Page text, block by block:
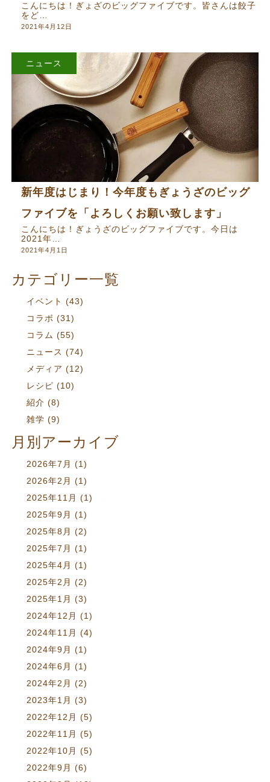
こんにちは！ぎょざのビッグファイブです。皆さんは餃子
をど…
2021年4月12日
ニュース
新年度はじまり！今年度もぎょうざのビッグ
ファイブを「よろしくお願い致します」
こんにちは！ぎょうざのビッグファイブです。今日は
2021年…
2021年4月1日
カテゴリー一覧
イベント (43)
コラボ (31)
コラム (55)
ニュース (74)
メディア (12)
レシピ (10)
紹介 (8)
雑学 (9)
月別アーカイブ
2026年7月 (1)
2026年2月 (1)
2025年11月 (1)
2025年9月 (1)
2025年8月 (2)
2025年7月 (1)
2025年4月 (1)
2025年2月 (2)
2025年1月 (3)
2024年12月 (1)
2024年11月 (4)
2024年9月 (1)
2024年6月 (1)
2024年2月 (2)
2023年1月 (3)
2022年12月 (5)
2022年11月 (5)
2022年10月 (5)
2022年9月 (6)